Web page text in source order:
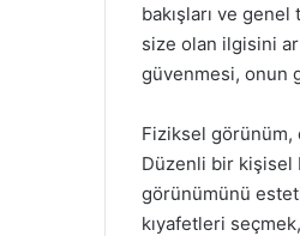
bakışları ve
size olan ilgisini
güvenmesi, onun
Fiziksel görünüm,
Düzenli bir kişisel
görünümünü
kıyafetleri